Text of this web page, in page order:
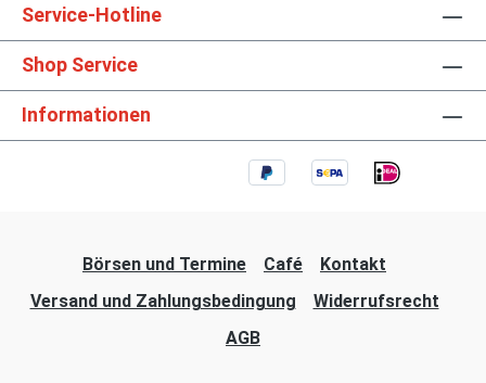
Service-Hotline
Shop Service
Informationen
Börsen und Termine Café
Kontakt
Versand und Zahlungsbedingung
Widerrufsrecht
AGB